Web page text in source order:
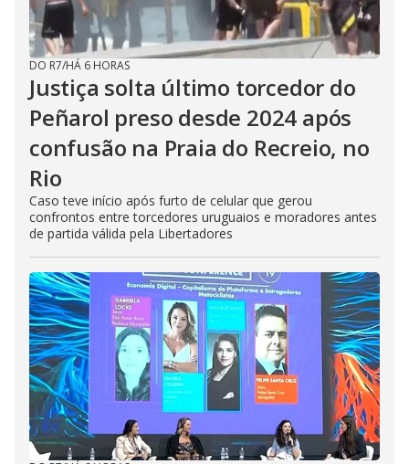
DO R7/HÁ 6 HORAS
Justiça solta último torcedor do
Peñarol preso desde 2024 após
confusão na Praia do Recreio, no
Rio
Caso teve início após furto de celular que gerou
confrontos entre torcedores uruguaios e moradores antes
de partida válida pela Libertadores